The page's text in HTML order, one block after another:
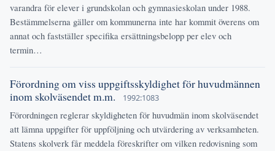
varandra för elever i grundskolan och gymnasieskolan under 1988.
Bestämmelserna gäller om kommunerna inte har kommit överens om
annat och fastställer specifika ersättningsbelopp per elev och
termin…
Förordning om viss uppgiftsskyldighet för huvudmännen
inom skolväsendet m.m.
1992:1083
Förordningen reglerar skyldigheten för huvudmän inom skolväsendet
att lämna uppgifter för uppföljning och utvärdering av verksamheten.
Statens skolverk får meddela föreskrifter om vilken redovisning som